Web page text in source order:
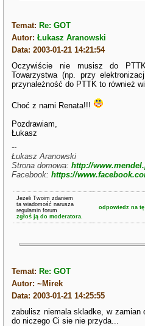
Temat: Re: GOT
Autor:Łukasz Aranowski
Data: 2003-01-21 14:21:54
Oczywiście nie musisz do
Towarzystwa (np. przy
przynależność do PTTK to również
Choć z nami Renata!!!
Pozdrawiam,
Łukasz
--
Łukasz Aranowski
Strona domowa:http://
Facebook:https://
Jeżeli Twoim zdaniem
ta wiadomość narusza
regulamin forum
zgłoś ją do moderatora.
odpowiedz na
Temat: Re: GOT
Autor: ~Mirek
Data: 2003-01-21 14:25:55
zabulisz niemala skladke, w zamian
do niczego Ci sie nie przyda...